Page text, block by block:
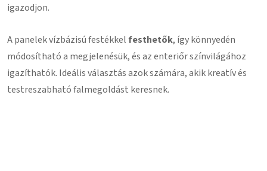
igazodjon.
A panelek vízbázisú festékkelfesthetők, így könnyedén
módosítható a megjelenésük, és az enteriőr színvilágához
igazíthatók. Ideális választás azok számára, akik kreatív és
testreszabható falmegoldást keresnek.